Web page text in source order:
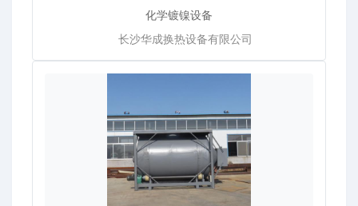
化学镀镍设备
长沙华成换热设备有限公司